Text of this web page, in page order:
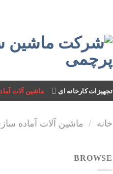
تجهیزات کارخانه ای ماشین آلات
خانه / ماشین آلات آماده
BROWSE